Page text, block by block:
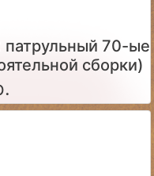
70-ые
сборки)